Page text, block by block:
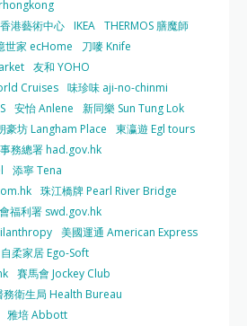
港藝術中心 IKEA THERMOS 膳魔師
世家 ecHome
刀嘜 Knife
友和 YOHO
Cruises 味珍味 aji-no-chinmi
安怡 Anlene
新同樂 Sun Tung Lok
豪坊 Langham Place
東瀛遊 Egl tours
務總署 had.gov.hk
添寧 Tena
珠江橋牌 Pearl River Bridge
福利署 swd.gov.hk
美國運通 American Express
自柔家居 Ego-Soft
賽馬會 Jockey Club
務衛生局 Health Bureau
雅培 Abbott